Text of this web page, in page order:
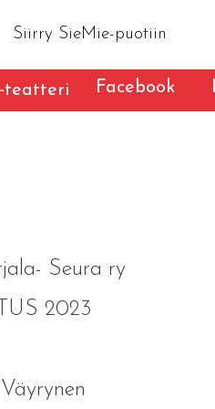
Siirry SieMie-puotiin
teatteri Facebook
Seura ry
2023